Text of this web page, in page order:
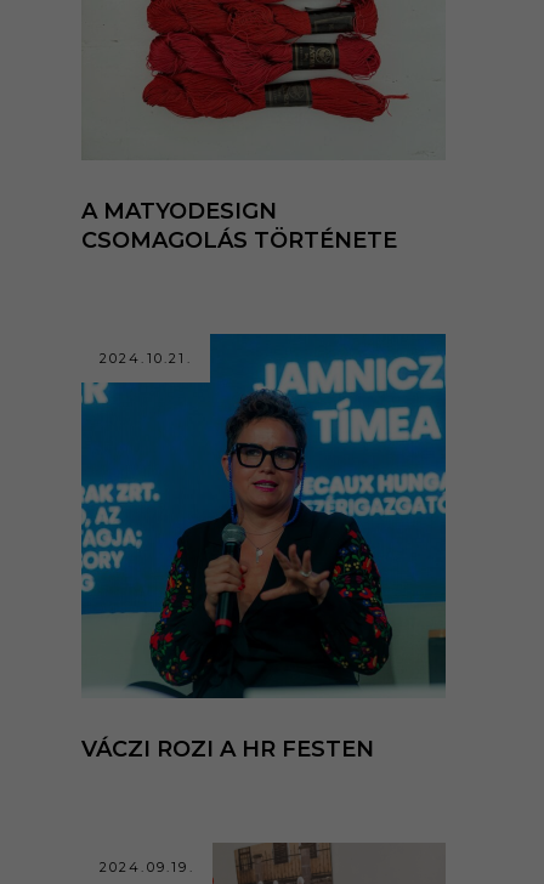
A MATYODESIGN
CSOMAGOLÁS TÖRTÉNETE
2024.10.21.
VÁCZI ROZI A HR FESTEN
2024.09.19.